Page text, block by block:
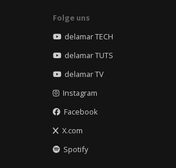
Folge uns
delamar TECH
delamar TUTS
delamar TV
Instagram
Facebook
X.com
Spotify